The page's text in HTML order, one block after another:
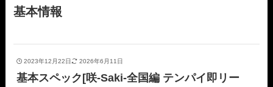
基本情報
2023年12月22日 2026年6月11日
基本スペック[咲-Saki-全国編 テンパイ即リー